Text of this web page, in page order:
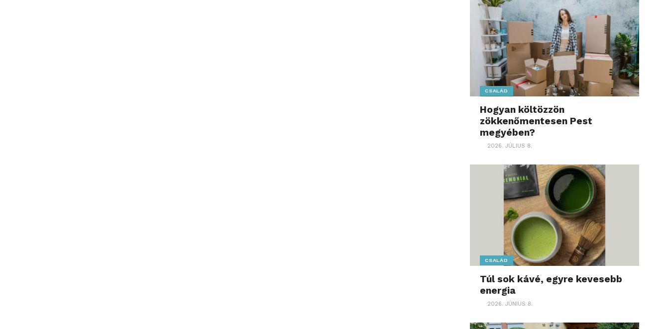
CSALÁD
Hogyan költözzön
zökkenőmentesen Pest
megyében?
2026. JÚLIUS 8.
CSALÁD
Túl sok kávé, egyre kevesebb
energia
2026. JÚNIUS 8.